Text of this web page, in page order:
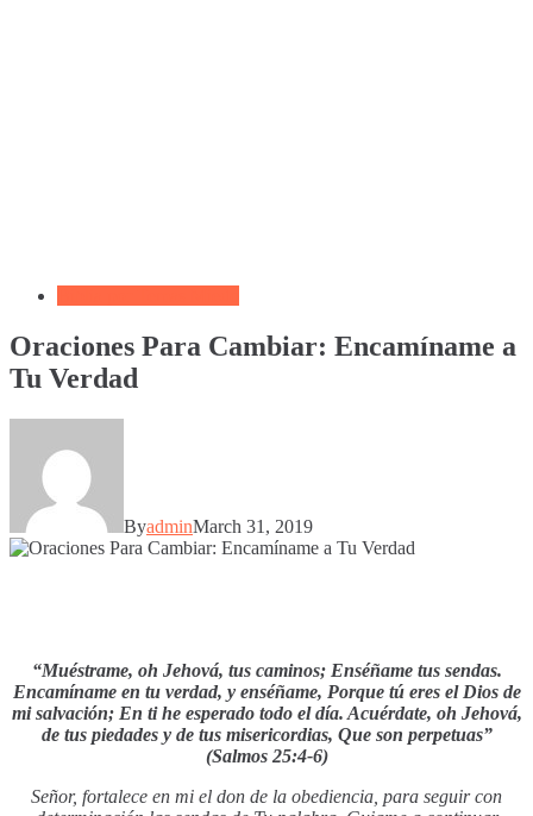
Oraciones Para Cambiar: Encamíname a
Tu Verdad
ByadminMarch 31, 2019
“Muéstrame, oh Jehová, tus caminos; Enséñame tus sendas.
Encamíname en tu verdad, y enséñame, Porque tú eres el Dios de
mi salvación; En ti he esperado todo el día. Acuérdate, oh Jehová,
de tus piedades y de tus misericordias, Que son perpetuas”
(Salmos 25:4-6)
Señor, fortalece en mi el don de la obediencia, para seguir con